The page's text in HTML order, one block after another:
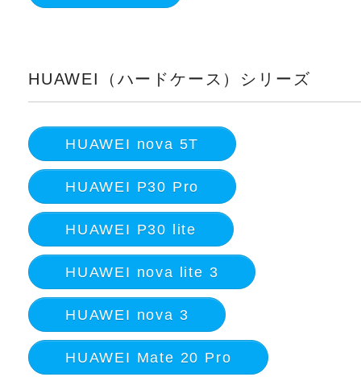
HUAWEI（ハードケース）シリーズ
HUAWEI nova 5T
HUAWEI P30 Pro
HUAWEI P30 lite
HUAWEI nova lite 3
HUAWEI nova 3
HUAWEI Mate 20 Pro